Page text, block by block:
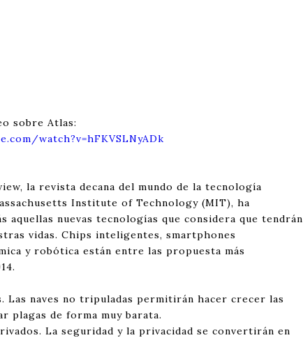
sobre Atlas:
watch?v=hFKVSLNyADk
la revista decana del mundo de la tecnología
Institute of Technology (MIT), ha
aquellas nuevas tecnologías que considera que tendrán
vidas. Chips inteligentes, smartphones
y robótica están entre las propuesta más
Las naves no tripuladas permitirán hacer crecer las
plagas de forma muy barata.
La seguridad y la privacidad se convertirán en